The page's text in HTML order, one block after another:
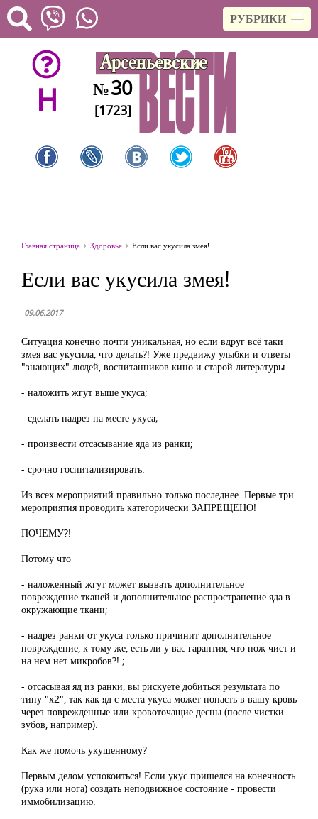
РУБРИКИ
H №30
[1723]
Главная страница Здоровье Если вас укусила змея!
Если вас укусила змея!
09.06.2017
Ситуация конечно почти уникальная, но если вдруг всё таки
змея вас укусила, что делать?! Уже предвижу улыбки и ответы
"знающих" людей, воспитанников кино и старой литературы.
- наложить жгут выше укуса;
- сделать надрез на месте укуса;
- произвести отсасывание яда из ранки;
- срочно госпитализировать.
Из всех мероприятий правильно только последнее. Первые три
мероприятия проводить категорически ЗАПРЕЩЕНО!
ПОЧЕМУ?!
Потому что
- наложенный жгут может вызвать дополнительное
повреждение тканей и дополнительное распространение яда в
окружающие ткани;
- надрез ранки от укуса только причинит дополнительное
повреждение, к тому же, есть ли у вас гарантия, что нож чист и
на нем нет микробов?! ;
- отсасывая яд из ранки, вы рискуете добиться результата по
типу "х2", так как яд с места укуса может попасть в вашу кровь
через поврежденные или кровоточащие десны (после чистки
зубов, например).
Как же помочь укушенному?
Первым делом успокоиться! Если укус пришелся на конечность
(рука или нога) создать неподвижное состояние - провести
иммобилизацию.